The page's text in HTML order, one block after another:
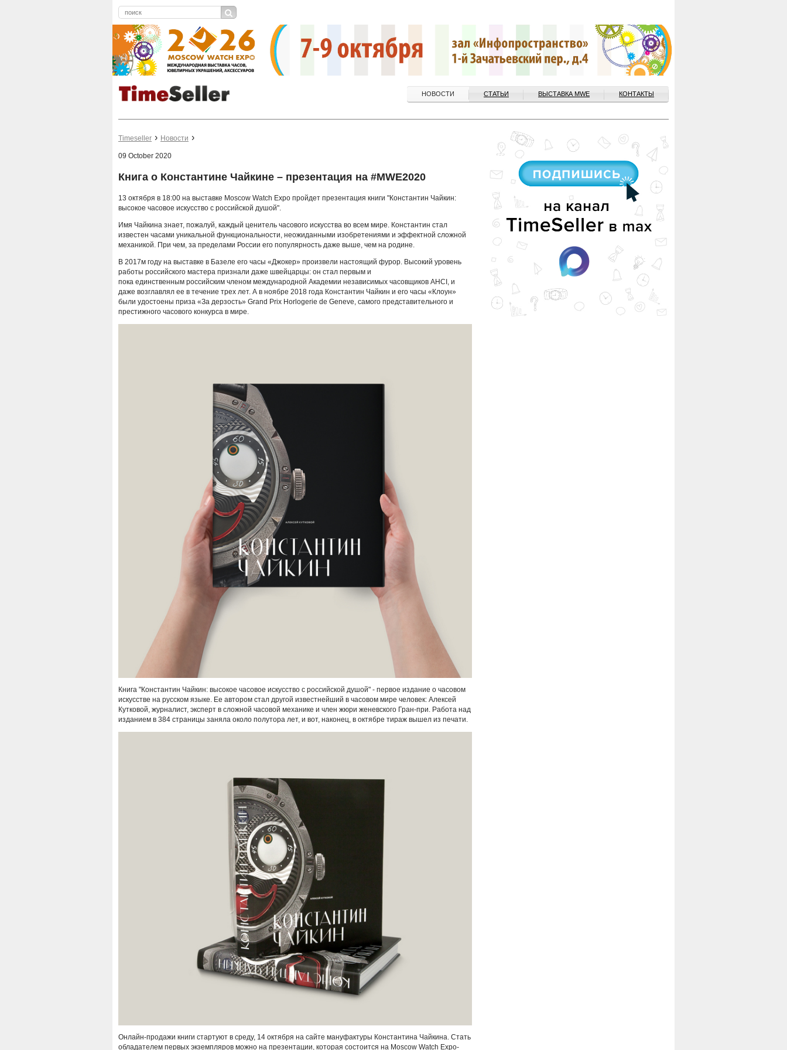
НОВОСТИ СТАТЬИ ВЫСТАВКА MWE КОНТАКТЫ
Timeseller Новости
09 October 2020
Книга о Константине Чайкине – презентация на #MWE2020
13 октября в 18:00 на выставке Moscow Watch Expo пройдет презентация книги "Константин Чайкин:
высокое часовое искусство с российской душой".
Имя Чайкина знает, пожалуй, каждый ценитель часового искусства во всем мире. Константин стал
известен часами уникальной функциональности, неожиданными изобретениями и эффектной сложной
механикой. При чем, за пределами России его популярность даже выше, чем на родине.
В 2017м году на выставке в Базеле его часы «Джокер» произвели настоящий фурор. Высокий уровень
работы российского мастера признали даже швейцарцы: он стал первым и
пока единственным российским членом международной Академии независимых часовщиков AHCI, и
даже возглавлял ее в течение трех лет. А в ноябре 2018 года Константин Чайкин и его часы «Клоун»
были удостоены приза «За дерзость» Grand Prix Horlogerie de Geneve, самого представительного и
престижного часового конкурса в мире.
Книга "Константин Чайкин: высокое часовое искусство с российской душой" - первое издание о часовом
искусстве на русском языке. Ее автором стал другой известнейший в часовом мире человек: Алексей
Кутковой, журналист, эксперт в сложной часовой механике и член жюри женевского Гран-при. Работа над
изданием в 384 страницы заняла около полутора лет, и вот, наконец, в октябре тираж вышел из печати.
Онлайн-продажи книги стартуют в среду, 14 октября на сайте мануфактуры Константина Чайкина. Стать
обладателем первых экземпляров можно на презентации, которая состоится на Moscow Watch Expo-